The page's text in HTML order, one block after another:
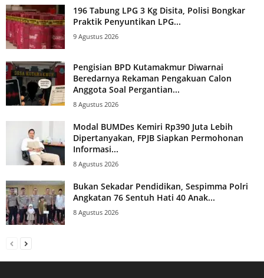
196 Tabung LPG 3 Kg Disita, Polisi Bongkar
Praktik Penyuntikan LPG...
9 Agustus 2026
Pengisian BPD Kutamakmur Diwarnai
Beredarnya Rekaman Pengakuan Calon
Anggota Soal Pergantian...
8 Agustus 2026
Modal BUMDes Kemiri Rp390 Juta Lebih
Dipertanyakan, FPJB Siapkan Permohonan
Informasi...
8 Agustus 2026
Bukan Sekadar Pendidikan, Sespimma Polri
Angkatan 76 Sentuh Hati 40 Anak...
8 Agustus 2026